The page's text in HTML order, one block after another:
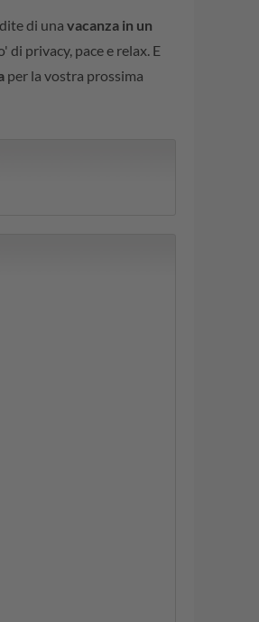
di una vacanza in un
privacy, pace e relax. E
per la vostra prossima